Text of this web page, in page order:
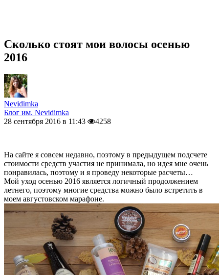
Сколько стоят мои волосы осенью
2016
Nevidimka
Блог им. Nevidimka
28 сентября 2016 в 11:43
4258
На сайте я совсем недавно, поэтому в предыдущем подсчете
стоимости средств участия не принимала, но идея мне очень
понравилась, поэтому и я проведу некоторые расчеты…
Мой уход осенью 2016 является логичный продолжением
летнего, поэтому многие средства можно было встретить в
моем августовском марафоне.